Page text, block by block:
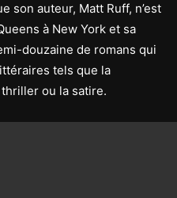
son auteur, Matt Ruff, n’est
à New York et sa
douzaine de romans qui
tels que la
ou la satire.